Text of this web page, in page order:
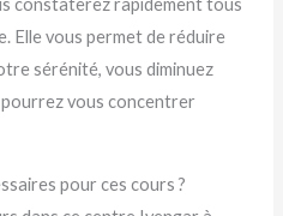
constaterez rapidement tous
Elle vous permet de réduire
sérénité, vous diminuez
vous concentrer
pour ces cours ?